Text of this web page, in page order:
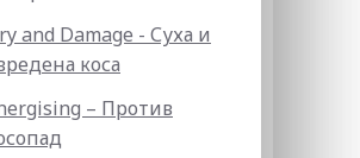
and Damage - Суха и
коса
– Против